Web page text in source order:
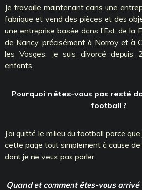
Je travaille maintenant dans une
fabrique et vend des pièces et des
une entreprise basée dans l’Est de la
de Nancy, précisément à Norroy et à
les Vosges. Je suis divorcé
enfants.
Pourquoi n’êtes-vous pas resté
football ?
J’ai quitté le milieu du football parce
cette page tout simplement à cause de
dont je ne veux pas parler.
Quand et comment êtes-vous arrivé